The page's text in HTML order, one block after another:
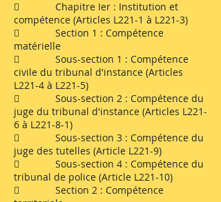
 Chapitre Ier : Institution et
compétence (Articles L221-1 à L221-3)
 Section 1 : Compétence
matérielle
 Sous-section 1 : Compétence
civile du tribunal d'instance (Articles
L221-4 à L221-5)
 Sous-section 2 : Compétence du
juge du tribunal d'instance (Articles L221-
6 à L221-8-1)
 Sous-section 3 : Compétence du
juge des tutelles (Article L221-9)
 Sous-section 4 : Compétence du
tribunal de police (Article L221-10)
 Section 2 : Compétence